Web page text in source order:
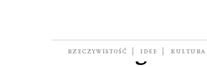
RZECZYWISTOŚĆ IDEE KULTURA